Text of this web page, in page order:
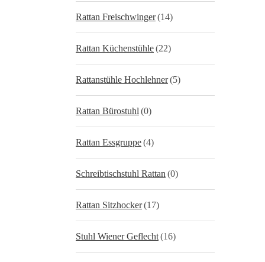
Rattan Freischwinger(14)
Rattan Küchenstühle(22)
Rattanstühle Hochlehner(5)
Rattan Bürostuhl (0)
Rattan Essgruppe(4)
Schreibtischstuhl Rattan (0)
Rattan Sitzhocker(17)
Stuhl Wiener Geflecht(16)